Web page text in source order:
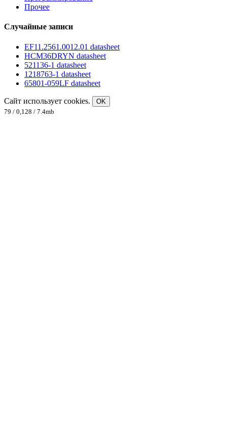
Прочее
Случайные записи
EF11.2561.0012.01 datasheet
HCM36DRYN datasheet
521136-1 datasheet
1218763-1 datasheet
65801-059LF datasheet
Сайт использует cookies.
OK
79 / 0,128 / 7.4mb